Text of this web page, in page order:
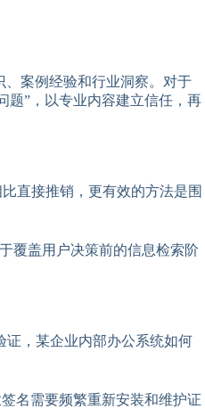
、案例经验和行业洞察。对于
题”，以专业内容建立信任，再
直接推销，更有效的方法是围
覆盖用户决策前的信息检索阶
证，某企业内部办公系统如何
名需要频繁重新安装和维护证